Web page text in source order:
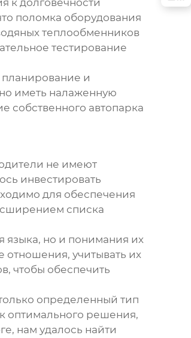
к долговечности
поломка оборудования
теплообменников
тестирование
планирование и
иметь налаженную
собственного автопарка
не имеют
инвестировать
для обеспечения
списка
языка, но и понимания их
отношения, учитывать их
чтобы обеспечить
определенный тип
оптимального решения,
нам удалось найти